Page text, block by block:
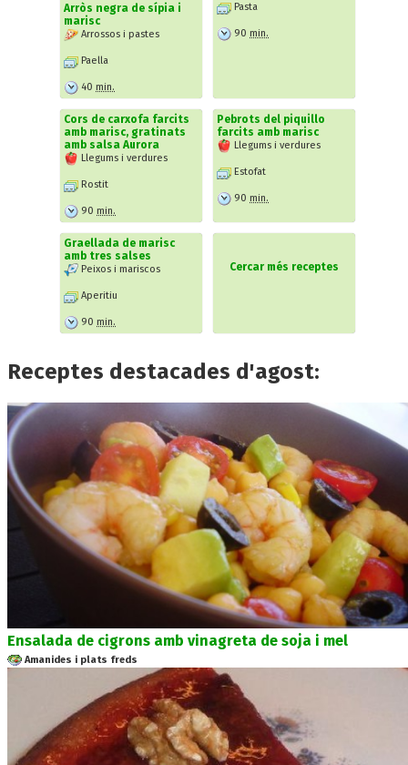
Arròs negra de sípia i
marisc
Arrossos i pastes
Paella
40 min.
Pasta
90 min.
Cors de carxofa farcits
amb marisc, gratinats
amb salsa Aurora
Llegums i verdures
Rostit
90 min.
Pebrots del piquillo
farcits amb marisc
Llegums i verdures
Estofat
90 min.
Graellada de marisc
amb tres salses
Peixos i mariscos
Aperitiu
90 min.
Cercar més receptes
Receptes destacades d'agost:
Ensalada de cigrons amb vinagreta de soja i mel
Amanides i plats freds